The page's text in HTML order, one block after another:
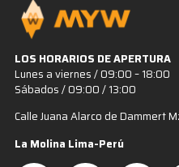
LOS HORARIOS DE APERTURA
Lunes a viernes / 09:00 – 18:00
Sábados / 09:00 / 13:00
Calle Juana Alarco de Dammert
La Molina Lima-Perú